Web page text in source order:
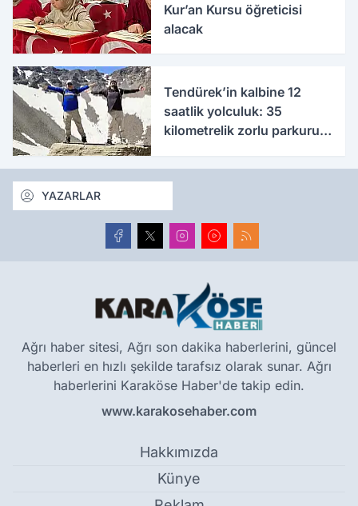
Kur’an Kursu öğreticisi
alacak
Tendürek’in kalbine 12
saatlik yolculuk: 35
kilometrelik zorlu parkuru
YAZARLAR
Ağrı haber sitesi, Ağrı son dakika haberlerini, güncel
haberleri en hızlı şekilde tarafsız olarak sunar. Ağrı
haberlerini Karaköse Haber'de takip edin.
www.karakosehaber.com
Hakkımızda
Künye